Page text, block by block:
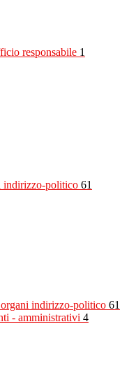
responsabile 1
indirizzo-politico 61
indirizzo-politico 61
- amministrativi 4